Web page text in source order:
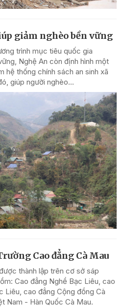
giảm nghèo bền vững
trình mục tiêu quốc gia
Nghệ An còn định hình một
hệ thống chính sách an sinh xã
giúp người nghèo...
Cao đẳng Cà Mau
thành lập trên cơ sở sáp
Cao đẳng Nghề Bạc Liêu, cao
Liêu, cao đẳng Cộng đồng Cà
Nam - Hàn Quốc Cà Mau.